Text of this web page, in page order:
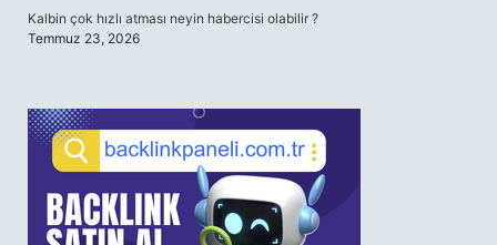
Kalbin çok hızlı atması neyin habercisi olabilir ?
Temmuz 23, 2026